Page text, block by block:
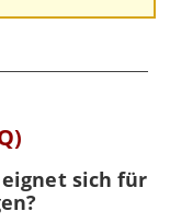
eignet sich für